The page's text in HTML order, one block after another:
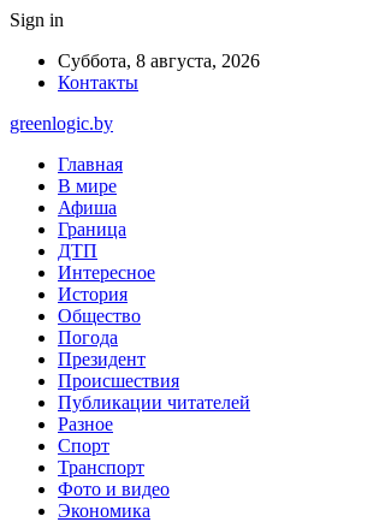
Sign in
Суббота, 8 августа, 2026
Контакты
greenlogic.by
Главная
В мире
Афиша
Граница
ДТП
Интересное
История
Общество
Погода
Президент
Происшествия
Публикации читателей
Разное
Спорт
Транспорт
Фото и видео
Экономика